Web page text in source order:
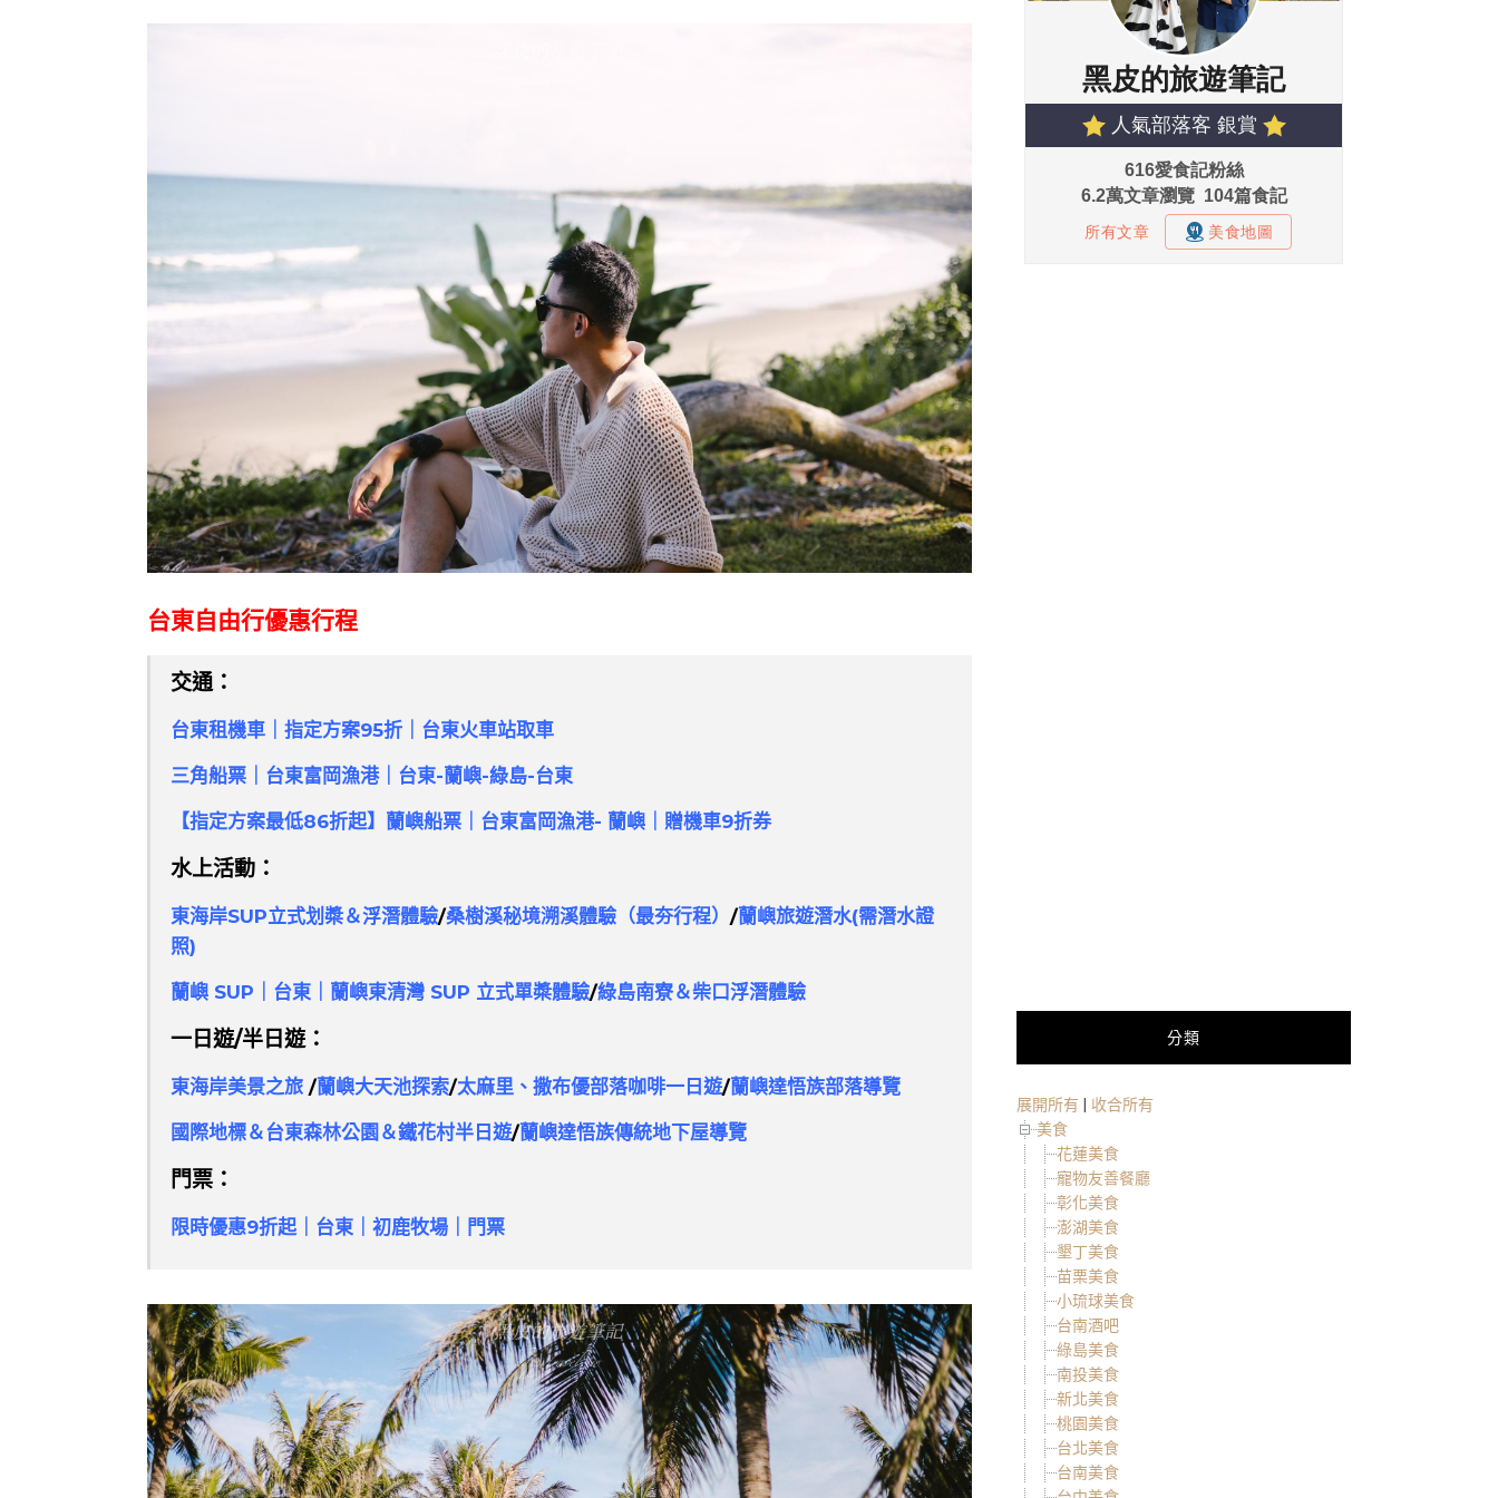
台東自由行優惠行程
交通：
台東租機車｜指定方案95折｜台東火車站取車
三角船票｜台東富岡漁港｜台東-蘭嶼-綠島-台東
【指定方案最低86折起】蘭嶼船票｜台東富岡漁港- 蘭嶼｜贈機車9折券
水上活動：
東海岸SUP立式划槳＆浮潛體驗/桑樹溪秘境溯溪體驗（最夯行程） /蘭嶼旅遊潛水(需潛水證
照)
蘭嶼 SUP｜台東｜蘭嶼東清灣 SUP 立式單槳體驗/綠島南寮＆柴口浮潛體驗
一日遊/半日遊：
東海岸美景之旅 /蘭嶼大天池探索/太麻里、撒布優部落咖啡一日遊/蘭嶼達悟族部落導覽
國際地標＆台東森林公園＆鐵花村半日遊/蘭嶼達悟族傳統地下屋導覽
門票：
限時優惠9折起｜台東｜初鹿牧場｜門票
分類
展開所有 | 收合所有
美食
花蓮美食
寵物友善餐廳
彰化美食
澎湖美食
墾丁美食
苗栗美食
小琉球美食
台南酒吧
綠島美食
南投美食
新北美食
桃園美食
台北美食
台南美食